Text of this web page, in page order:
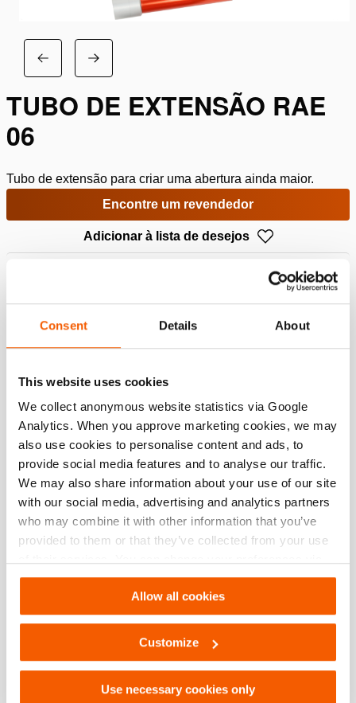
Consent Details About
This website uses cookies
We collect anonymous website statistics via Google
Analytics. When you approve marketing cookies, we may
also use cookies to personalise content and ads, to
provide social media features and to analyse our traffic.
We may also share information about your use of our site
with our social media, advertising and analytics partners
who may combine it with other information that you’ve
provided to them or that they’ve collected from your use
Settings. See ourcookiestatement.
Allow all cookies
Customize
Use necessary cookies only
TUBO DE EXTENSÃO RAE
06
Tubo de extensão para criar uma abertura ainda maior.
Encontre um revendedor
Adicionar à lista de desejos
Detalhes
Especificações básicas
modelo RAE 06
Dimensões, peso e temperatura
Dimensões de desenho técnico